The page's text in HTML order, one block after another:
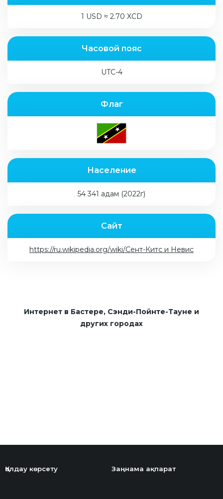
1 USD ≈ 2.70 XCD
Часовой пояс
UTC-4
Флаг
Население
54 341 адам (2022г)
Сайт
https://ru.wikipedia.org/wiki/Сент-Китс и Невис
Интернет в Бастере, Сэнди-Пойнте-Тауне и
других городах
Қолдау көрсету Заңнама ақпарат